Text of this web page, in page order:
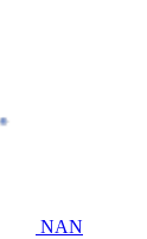
NAN